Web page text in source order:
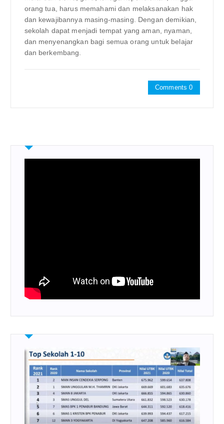
orang tua, harus memahami dan melaksanakan hak
dan kewajibannya masing-masing. Dengan demikian,
sekolah dapat menjadi tempat yang aman, nyaman,
dan menyenangkan bagi semua orang untuk belajar
dan berkembang.
Comments 0